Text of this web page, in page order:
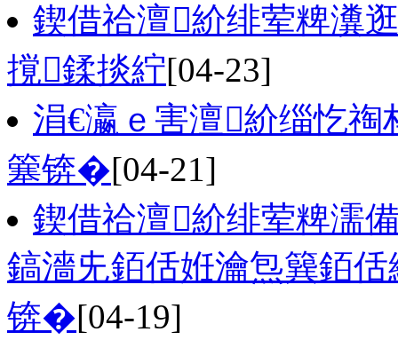
鍥借祫澶紒绯荤粺瀵
撹鍒掞紵[04-23]
涓€瀛ｅ害澶紒缁忔
簺锛�[04-21]
鍥借祫澶紒绯荤粺濡
鎬濇兂銆佸姙瀹炰簨銆
锛�[04-19]